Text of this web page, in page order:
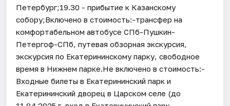
Петербург;19.30 - прибытие к Казанскому
собору;Включено в стоимость:-трансфер на
комфортабельном автобусе СПб-Пушкин-
Петергоф-СПб, путевая обзорная экскурсия,
экскурсия по Екатерининскому парку, свободное
время в Нижнем парке.Не включено в стоимость:-
Входные билеты в Екатерининский парк и
Екатерининский дворец в Царском селе (до